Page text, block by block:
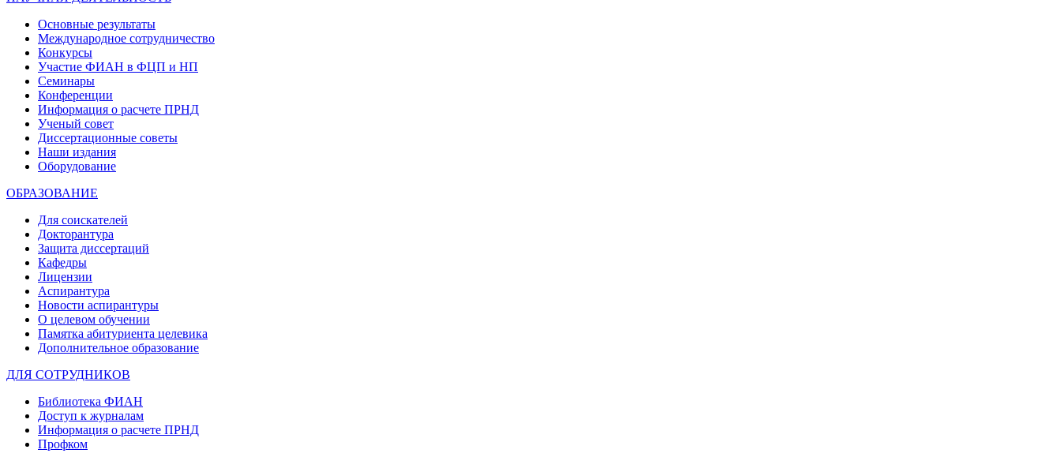
Основные результаты
Международное сотрудничество
Конкурсы
Участие ФИАН в ФЦП и НП
Семинары
Конференции
Информация о расчете ПРНД
Ученый совет
Диссертационные советы
Наши издания
Оборудование
ОБРАЗОВАНИЕ
Для соискателей
Докторантура
Защита диссертаций
Кафедры
Лицензии
Аспирантура
Новости аспирантуры
О целевом обучении
Памятка абитуриента целевика
Дополнительное образование
ДЛЯ СОТРУДНИКОВ
Библиотека ФИАН
Доступ к журналам
Информация о расчете ПРНД
Профком